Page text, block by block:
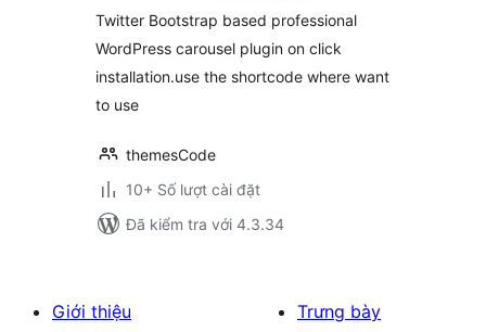
Twitter Bootstrap based professional
WordPress carousel plugin on click
installation.use the shortcode where want
to use
themesCode
10+ Số lượt cài đặt
Đã kiểm tra với 4.3.34
Giới thiệu
Trưng bày